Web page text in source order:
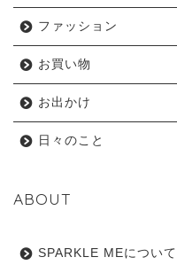
ファッション
お買い物
お出かけ
日々のこと
ABOUT
SPARKLE MEについて